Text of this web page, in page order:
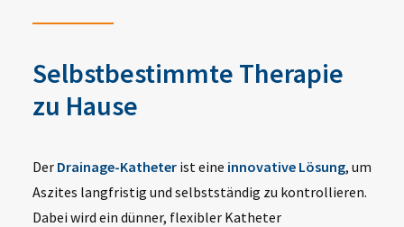
Selbstbestimmte Therapie
zu Hause
Der Drainage-Katheter ist eine innovative Lösung, um
Aszites langfristig und selbstständig zu kontrollieren.
Dabei wird ein dünner, flexibler Katheter